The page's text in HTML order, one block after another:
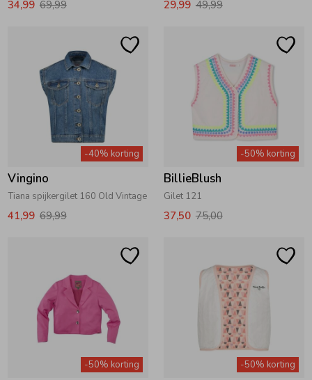
34,99 69,99 29,99 49,99
-40% korting
Vingino
Tiana spijkergilet 160 Old Vintage
41,99 69,99
-50% korting
BillieBlush
Gilet 121
37,50 75,00
-50% korting -50% korting